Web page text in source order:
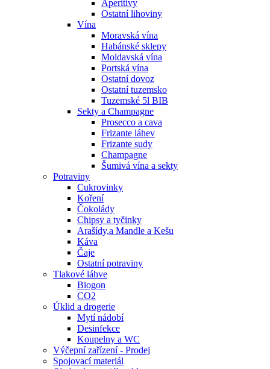
Aperitivy
Ostatní lihoviny
Vína
Moravská vína
Habánské sklepy
Moldavská vína
Portská vína
Ostatní dovoz
Ostatní tuzemsko
Tuzemské 5l BIB
Sekty a Champagne
Prosecco a cava
Frizante láhev
Frizante sudy
Champagne
Šumivá vína a sekty
Potraviny
Cukrovinky
Koření
Čokolády
Chipsy a tyčinky
Arašídy,a Mandle a Kešu
Káva
Čaje
Ostatní potraviny
Tlakové láhve
Biogon
CO2
Úklid a drogerie
Mytí nádobí
Desinfekce
Koupelny a WC
Výčepní zařízení - Prodej
Spojovací materiál